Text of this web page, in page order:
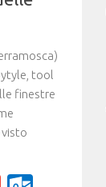
Gmail
Condividi